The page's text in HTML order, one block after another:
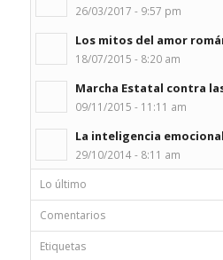
26/03/2017 - 9:57 pm
Los mitos del amor
18/07/2015 - 8:20 am
Marcha Estatal contra
09/11/2015 - 11:11 am
La inteligencia
29/10/2014 - 8:11 am
Lo último
Comentarios
Etiquetas